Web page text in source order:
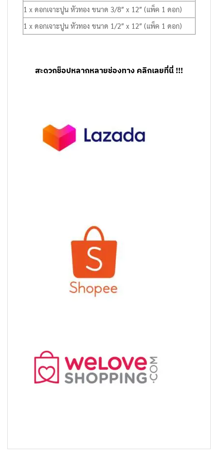
1 x ดอกเจาะปูน หัวทอง ขนาด 3/8″ x 12″ (แพ็ค 1 ดอก)
1 x ดอกเจาะปูน หัวทอง ขนาด 1/2″ x 12″ (แพ็ค 1 ดอก)
สะดวกช็อปหลากหลายช่องทาง คลิกเลยที่นี่ !!!